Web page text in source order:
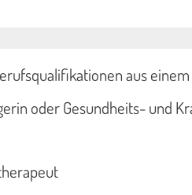
aus einem
oder Gesundheits- und